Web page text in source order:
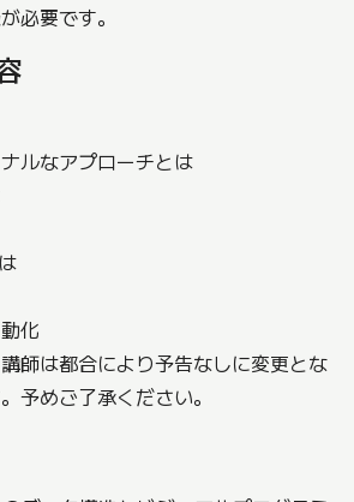
必要です。
ルなアプローチとは
化
師は都合により予告なしに変更とな
予めご了承ください。